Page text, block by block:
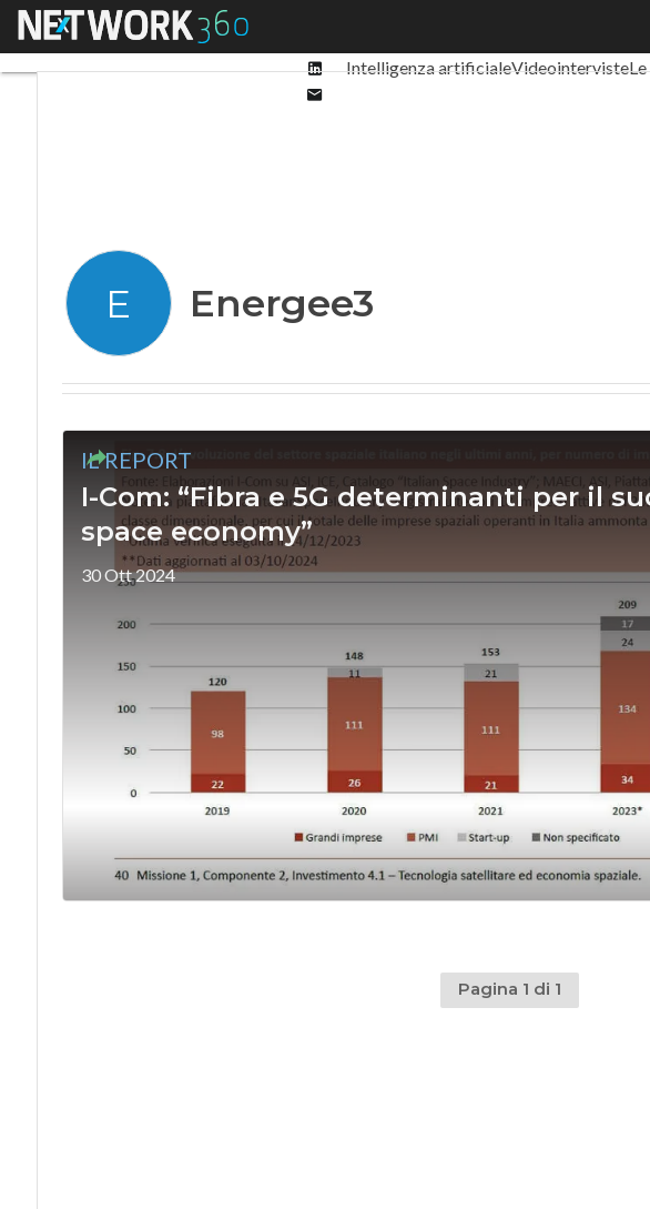
Menu
Linkedin
Intelligenza artificialeVideointerviste
E Energee3
IL REPORT
I-Com: “Fibra e 5G determinanti per il
space economy”
30 Ott 2024
Pagina 1 di 1